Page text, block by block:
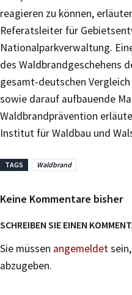
reagieren zu können,
Referatsleiter für
Nationalparkverwaltung.
des Waldbrandgeschehens
gesamt-deutschen
sowie darauf aufbauende
Waldbrandprävention
Institut für Waldbau und
TAGS Waldbrand
Keine Kommentare bisher
SCHREIBEN SIE EINEN
Sie müssen angemeldet
abzugeben.